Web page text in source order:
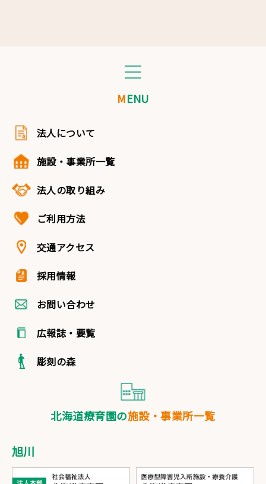
MENU
法人について
施設・事業所一覧
法人の取り組み
ご利用方法
交通アクセス
採用情報
お問い合わせ
広報誌・要覧
彫刻の森
北海道療育園の施設・事業所一覧
旭川